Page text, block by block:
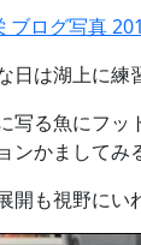
日は湖上に練
写る魚にフッ
ンかましてみ
開も視野にい